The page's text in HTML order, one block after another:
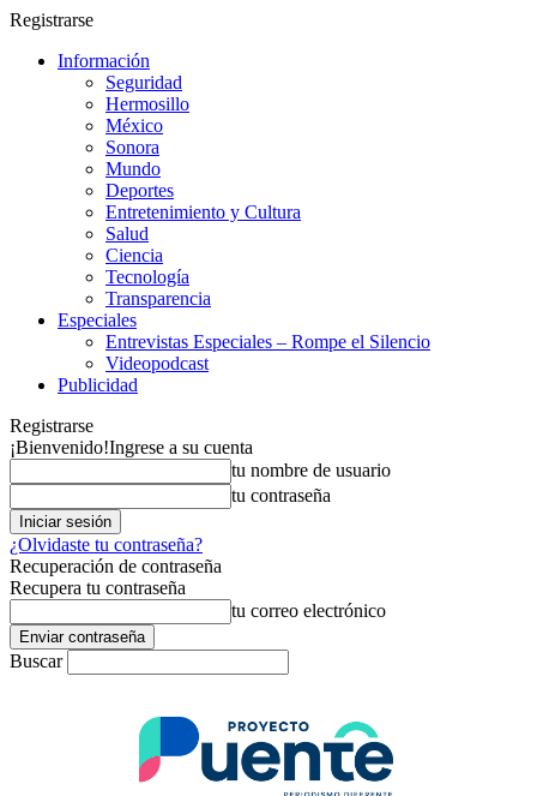
Registrarse
Información
Seguridad
Hermosillo
México
Sonora
Mundo
Deportes
Entretenimiento y Cultura
Salud
Ciencia
Tecnología
Transparencia
Especiales
Entrevistas Especiales – Rompe el Silencio
Videopodcast
Publicidad
Registrarse
¡Bienvenido!Ingrese a su cuenta
tu nombre de usuario
tu contraseña
¿Olvidaste tu contraseña?
Recuperación de contraseña
Recupera tu contraseña
tu correo electrónico
Buscar